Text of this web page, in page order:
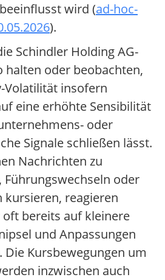
wird (ad-hoc-
).
Schindler Holding AG-
oder beobachten,
Volatilität insofern
eine erhöhte Sensibilität
oder
Signale schließen lässt.
Nachrichten zu
Führungswechseln oder
kursieren, reagieren
bereits auf kleinere
und Anpassungen
Die Kursbewegungen um
inzwischen auch